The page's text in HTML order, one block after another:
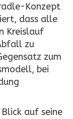
Konzept
dass alle
Kreislauf
zu
zum
bei
auf seine